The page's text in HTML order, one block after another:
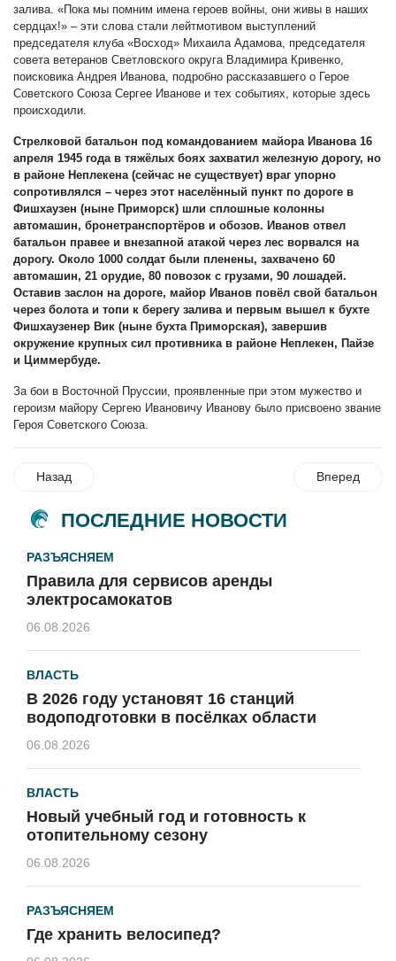
залива. «Пока мы помним имена героев войны, они живы в наших
сердцах!» – эти слова стали лейтмотивом выступлений
председателя клуба «Восход» Михаила Адамова, председателя
совета ветеранов Светловского округа Владимира Кривенко,
поисковика Андрея Иванова, подробно рассказавшего о Герое
Советского Союза Сергее Иванове и тех событиях, которые здесь
происходили.
Стрелковой батальон под командованием майора Иванова 16
апреля 1945 года в тяжёлых боях захватил железную дорогу, но
в районе Неплекена (сейчас не существует) враг упорно
сопротивлялся – через этот населённый пункт по дороге в
Фишхаузен (ныне Приморск) шли сплошные колонны
автомашин, бронетранспортёров и обозов. Иванов отвел
батальон правее и внезапной атакой через лес ворвался на
дорогу. Около 1000 солдат были пленены, захвачено 60
автомашин, 21 орудие, 80 повозок с грузами, 90 лошадей.
Оставив заслон на дороге, майор Иванов повёл свой батальон
через болота и топи к берегу залива и первым вышел к бухте
Фишхаузенер Вик (ныне бухта Приморская), завершив
окружение крупных сил противника в районе Неплекен, Пайзе
и Циммербуде.
За бои в Восточной Пруссии, проявленные при этом мужество и
героизм майору Сергею Ивановичу Иванову было присвоено звание
Героя Советского Союза.
Назад Вперед
ПОСЛЕДНИЕ НОВОСТИ
РАЗЪЯСНЯЕМ
Правила для сервисов аренды
электросамокатов
06.08.2026
ВЛАСТЬ
В 2026 году установят 16 станций
водоподготовки в посёлках области
06.08.2026
ВЛАСТЬ
Новый учебный год и готовность к
отопительному сезону
06.08.2026
РАЗЪЯСНЯЕМ
Где хранить велосипед?